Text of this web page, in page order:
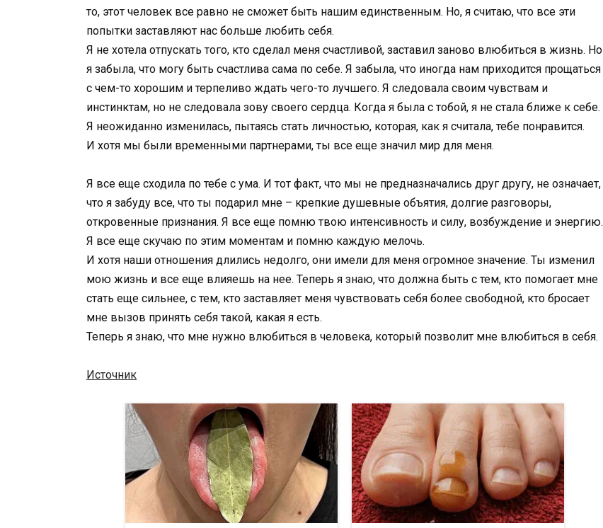
то, этот человек все равно не сможет быть нашим единственным. Но, я считаю, что все эти
попытки заставляют нас больше любить себя.
Я не хотела отпускать того, кто сделал меня счастливой, заставил заново влюбиться в жизнь. Но
я забыла, что могу быть счастлива сама по себе. Я забыла, что иногда нам приходится прощаться
с чем-то хорошим и терпеливо ждать чего-то лучшего. Я следовала своим чувствам и
инстинктам, но не следовала зову своего сердца. Когда я была с тобой, я не стала ближе к себе.
Я неожиданно изменилась, пытаясь стать личностью, которая, как я считала, тебе понравится.
И хотя мы были временными партнерами, ты все еще значил мир для меня.
Я все еще сходила по тебе с ума. И тот факт, что мы не предназначались друг другу, не означает,
что я забуду все, что ты подарил мне – крепкие душевные объятия, долгие разговоры,
откровенные признания. Я все еще помню твою интенсивность и силу, возбуждение и энергию.
Я все еще скучаю по этим моментам и помню каждую мелочь.
И хотя наши отношения длились недолго, они имели для меня огромное значение. Ты изменил
мою жизнь и все еще влияешь на нее. Теперь я знаю, что должна быть с тем, кто помогает мне
стать еще сильнее, с тем, кто заставляет меня чувствовать себя более свободной, кто бросает
мне вызов принять себя такой, какая я есть.
Теперь я знаю, что мне нужно влюбиться в человека, который позволит мне влюбиться в себя.
Источник